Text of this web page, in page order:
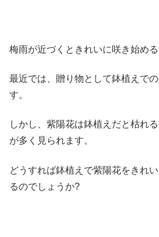
梅雨が近づくときれいに咲き始める
最近では、贈り物として鉢植えで
す。
しかし、 紫陽花は鉢植えだと枯れ
が多く見られます。
どうすれば鉢植えで紫陽花をきれ
るのでしょうか?